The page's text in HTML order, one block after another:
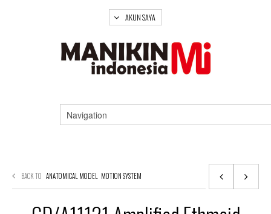
AKUN SAYA
BACK TO ANATOMICAL MODEL MOTION SYSTEM